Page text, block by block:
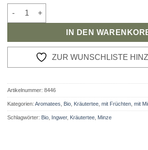
Bio Kräutertee Ingwer Fresh Menge
IN DEN
ZUR WUNSCHLISTE
Artikelnummer: 8446
Kategorien: Aromatees Bio Kräutertee mit Früchten mit
Schlagwörter: Bio Ingwer, Kräutertee Minze